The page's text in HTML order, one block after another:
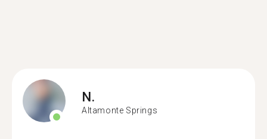
N.
Altamonte Springs